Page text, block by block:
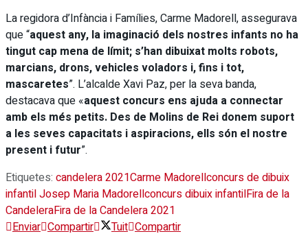
La regidora d’Infància i Famílies, Carme Madorell, assegurava
que “aquest any, la imaginació dels nostres infants no ha
tingut cap mena de límit; s’han dibuixat molts robots,
marcians, drons, vehicles voladors i, fins i tot,
mascaretes”. L’alcalde Xavi Paz, per la seva banda,
destacava que «aquest concurs ens ajuda a connectar
amb els més petits. Des de Molins de Rei donem suport
a les seves capacitats i aspiracions, ells són el nostre
present i futur”.
Etiquetes: candelera 2021Carme Madorellconcurs de dibuix
infantil Josep Maria Madorellconcurs dibuix infantilFira de la
CandeleraFira de la Candelera 2021
Enviar Compartir Tuit Compartir